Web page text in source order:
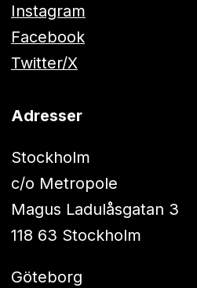
Instagram
Facebook
Twitter/X
Adresser
Stockholm
c/o Metropole
Magus Ladulåsgatan 3
118 63 Stockholm
Göteborg